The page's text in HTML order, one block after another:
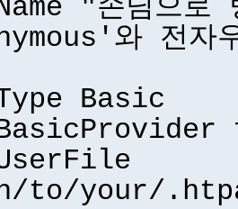
"손님으로
와 전자
Basic
to/your/